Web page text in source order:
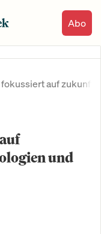
Abo
fokussiert auf
und